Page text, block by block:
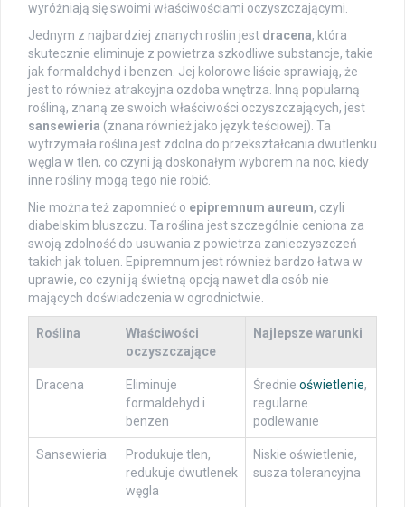
wyróżniają się swoimi właściwościami oczyszczającymi.
Jednym z najbardziej znanych roślin jest dracena, która
skutecznie eliminuje z powietrza szkodliwe substancje, takie
jak formaldehyd i benzen. Jej kolorowe liście sprawiają, że
jest to również atrakcyjna ozdoba wnętrza. Inną popularną
rośliną, znaną ze swoich właściwości oczyszczających, jest
sansewieria (znana również jako język teściowej). Ta
wytrzymała roślina jest zdolna do przekształcania dwutlenku
węgla w tlen, co czyni ją doskonałym wyborem na noc, kiedy
inne rośliny mogą tego nie robić.
Nie można też zapomnieć o epipremnum aureum, czyli
diabelskim bluszczu. Ta roślina jest szczególnie ceniona za
swoją zdolność do usuwania z powietrza zanieczyszczeń
takich jak toluen. Epipremnum jest również bardzo łatwa w
uprawie, co czyni ją świetną opcją nawet dla osób nie
mających doświadczenia w ogrodnictwie.
Roślina
Właściwości
oczyszczające
Najlepsze warunki
Dracena
Eliminuje
formaldehyd i
benzen
Średnie oświetlenie,
regularne
podlewanie
Sansewieria
Produkuje tlen,
redukuje dwutlenek
węgla
Niskie oświetlenie,
susza tolerancyjna